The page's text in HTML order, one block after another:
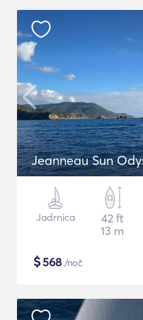
Jeanneau Sun
Jadrnica
42 ft
13 m
$568 /noč